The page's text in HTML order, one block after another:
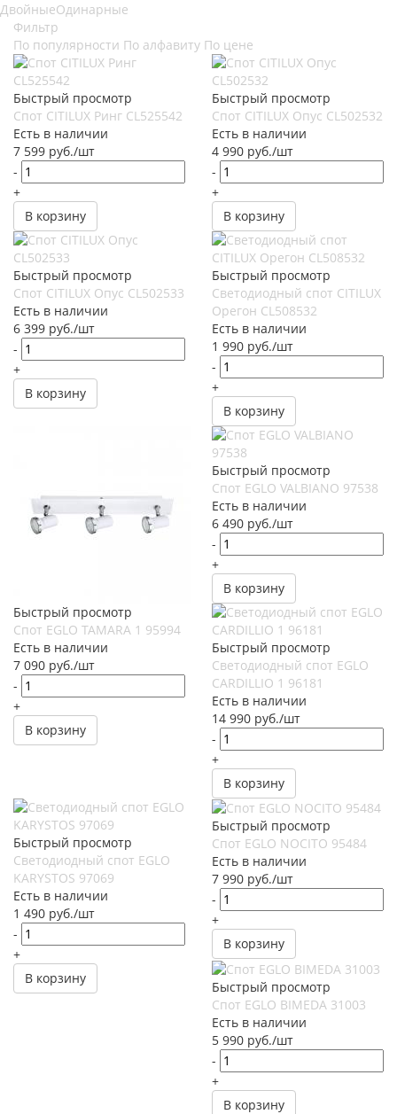
ДвойныеОдинарные
Фильтр
По популярности По алфавиту По цене
Быстрый просмотр
Спот CITILUX Ринг CL525542
Есть в наличии
7 599 руб./шт
-
+
В корзину
Быстрый просмотр
Спот CITILUX Опус CL502532
Есть в наличии
4 990 руб./шт
-
+
В корзину
Быстрый просмотр
Спот CITILUX Опус CL502533
Есть в наличии
6 399 руб./шт
-
+
В корзину
Быстрый просмотр
Светодиодный спот CITILUX
Орегон CL508532
Есть в наличии
1 990 руб./шт
-
+
В корзину
Быстрый просмотр
Спот EGLO TAMARA 1 95994
Есть в наличии
7 090 руб./шт
-
+
В корзину
Быстрый просмотр
Спот EGLO VALBIANO 97538
Есть в наличии
6 490 руб./шт
-
+
В корзину
Быстрый просмотр
Светодиодный спот EGLO
CARDILLIO 1 96181
Есть в наличии
14 990 руб./шт
-
+
В корзину
Быстрый просмотр
Светодиодный спот EGLO
KARYSTOS 97069
Есть в наличии
1 490 руб./шт
-
+
В корзину
Быстрый просмотр
Спот EGLO NOCITO 95484
Есть в наличии
7 990 руб./шт
-
+
В корзину
Быстрый просмотр
Спот EGLO BIMEDA 31003
Есть в наличии
5 990 руб./шт
-
+
В корзину